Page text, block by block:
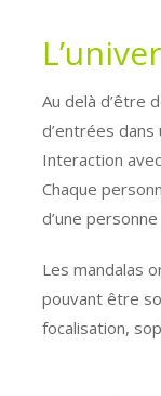
Au delà d’être
d’entrées dans
Interaction
Chaque
d’une
Les mandalas
pouvant être
focalisation,